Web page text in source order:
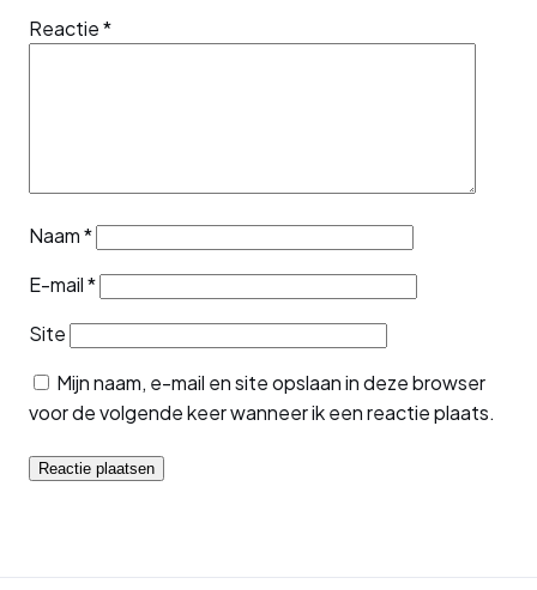
Reactie*
Naam*
E-mail*
Site
Mijn naam, e-mail en site opslaan in deze browser
voor de volgende keer wanneer ik een reactie plaats.